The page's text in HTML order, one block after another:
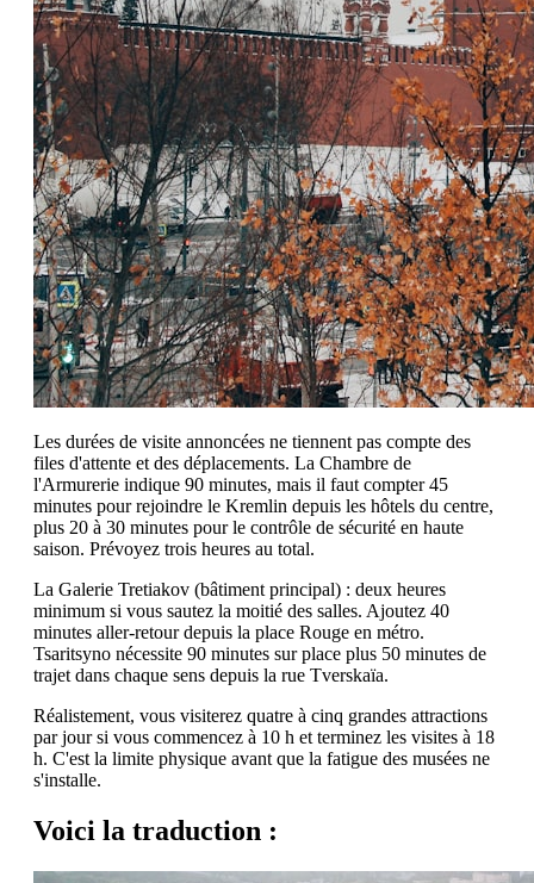
Les durées de visite annoncées ne tiennent pas compte des
files d'attente et des déplacements. La Chambre de
l'Armurerie indique 90 minutes, mais il faut compter 45
minutes pour rejoindre le Kremlin depuis les hôtels du centre,
plus 20 à 30 minutes pour le contrôle de sécurité en haute
saison. Prévoyez trois heures au total.
La Galerie Tretiakov (bâtiment principal) : deux heures
minimum si vous sautez la moitié des salles. Ajoutez 40
minutes aller-retour depuis la place Rouge en métro.
Tsaritsyno nécessite 90 minutes sur place plus 50 minutes de
trajet dans chaque sens depuis la rue Tverskaïa.
Réalistement, vous visiterez quatre à cinq grandes attractions
par jour si vous commencez à 10 h et terminez les visites à 18
h. C'est la limite physique avant que la fatigue des musées ne
s'installe.
Voici la traduction :